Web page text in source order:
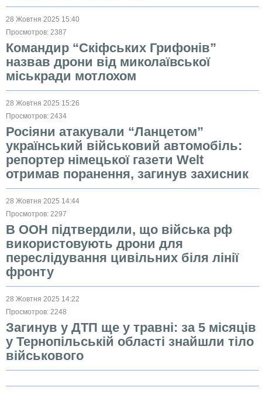
28 Жовтня 2025 15:40
Просмотров: 2387
Командир “Скіфських Грифонів”
назвав дрони від миколаївської
міськради мотлохом
28 Жовтня 2025 15:26
Просмотров: 2434
Росіяни атакували “Ланцетом”
український військовий автомобіль:
репортер німецької газети Welt
отримав поранення, загинув захисник
28 Жовтня 2025 14:44
Просмотров: 2297
В ООН підтвердили, що війська рф
використовують дрони для
переслідування цивільних біля лінії
фронту
28 Жовтня 2025 14:22
Просмотров: 2248
Загинув у ДТП ще у травні: за 5 місяців
у Тернопільській області знайшли тіло
військового